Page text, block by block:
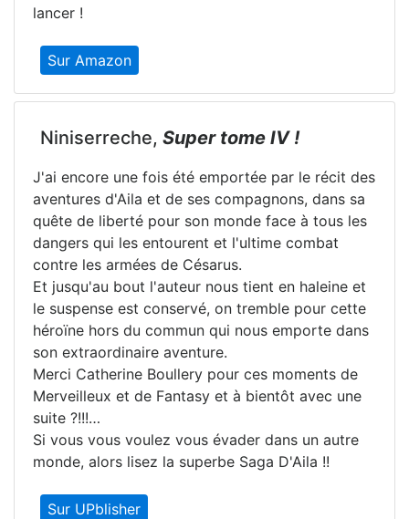
lancer !
Sur Amazon
Niniserreche, Super tome IV !
J'ai encore une fois été emportée par le récit des
aventures d'Aila et de ses compagnons, dans sa
quête de liberté pour son monde face à tous les
dangers qui les entourent et l'ultime combat
contre les armées de Césarus.
Et jusqu'au bout l'auteur nous tient en haleine et
le suspense est conservé, on tremble pour cette
héroïne hors du commun qui nous emporte dans
son extraordinaire aventure.
Merci Catherine Boullery pour ces moments de
Merveilleux et de Fantasy et à bientôt avec une
suite ?!!!…
Si vous vous voulez vous évader dans un autre
monde, alors lisez la superbe Saga D'Aila !!
Sur UPblisher